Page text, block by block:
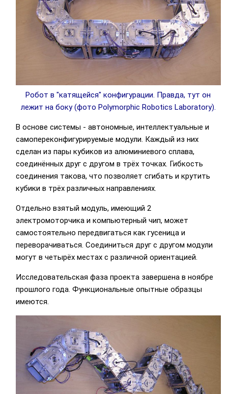
Робот в "катящейся" конфигурации. Правда, тут он
лежит на боку (фото Polymorphic Robotics Laboratory).
В основе системы - автономные, интеллектуальные и
самопереконфигурируемые модули. Каждый из них
сделан из пары кубиков из алюминиевого сплава,
соединённых друг с другом в трёх точках. Гибкость
соединения такова, что позволяет сгибать и крутить
кубики в трёх различных направлениях.
Отдельно взятый модуль, имеющий 2
электромоторчика и компьютерный чип, может
самостоятельно передвигаться как гусеница и
переворачиваться. Соединиться друг с другом модули
могут в четырёх местах с различной ориентацией.
Исследовательская фаза проекта завершена в ноябре
прошлого года. Функциональные опытные образцы
имеются.